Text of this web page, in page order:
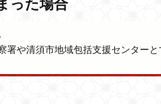
った場合
署や清須市地域包括支援センター